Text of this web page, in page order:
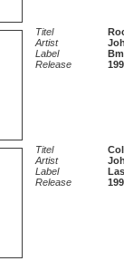
Titel
Artist
Label
Release
Titel
Artist
Label
Release